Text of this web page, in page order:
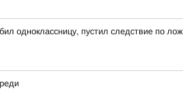
одноклассницу, пустил следствие по